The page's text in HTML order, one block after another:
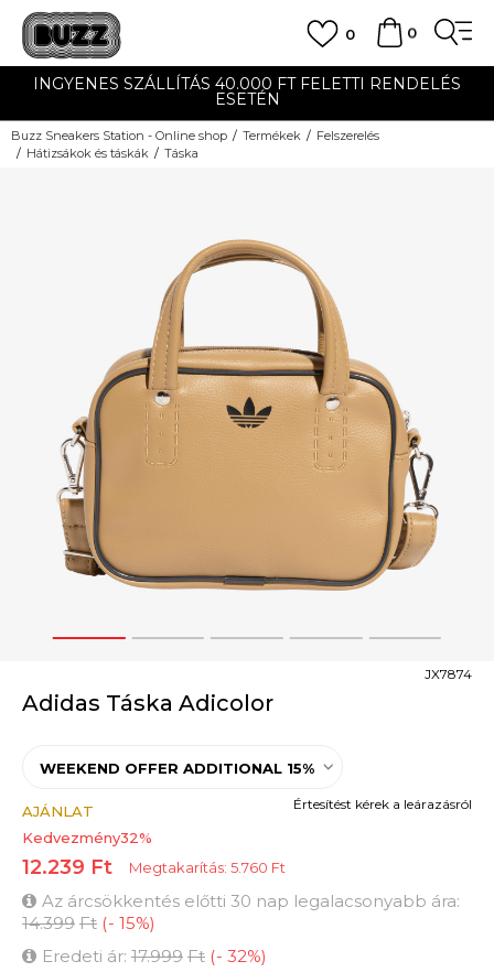
0
0
INGYENES SZÁLLÍTÁS 40.000 FT FELETTI RENDELÉS
ESETÉN
Buzz Sneakers Station - Online shop Termékek
Felszerelés
Hátizsákok és táskák
Táska
1 2 3 4 5
Adidas Táska Adicolor
JX7874
WEEKEND OFFER ADDITIONAL 15%
AJÁNLAT
Kedvezmény32%
12.239 Ft Megtakarítás: 5.760 Ft
Az árcsökkentés előtti 30 nap legalacsonyabb ára:
14.399 Ft (- 15%)
Eredeti ár: 17.999 Ft (- 32%)
Értesítést kérek a leárazásról